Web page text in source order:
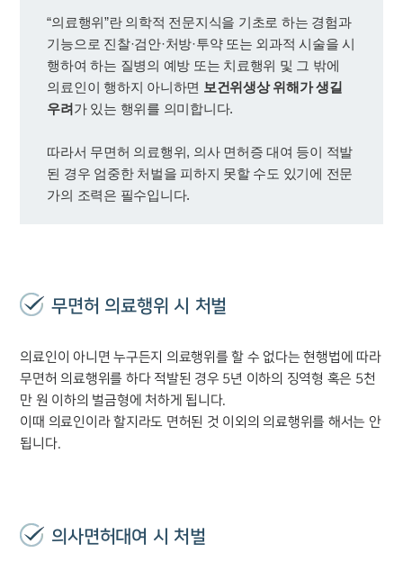
“의료행위”란 의학적 전문지식을 기초로 하는 경험과
기능으로 진찰·검안·처방·투약 또는 외과적 시술을 시
행하여 하는 질병의 예방 또는 치료행위 및 그 밖에
의료인이 행하지 아니하면 보건위생상 위해가 생길
우려
따라서 무면허 의료행위, 의사 면허증 대여 등이 적발
된 경우 엄중한 처벌을 피하지 못할 수도 있기에 전문
가의 조력은 필수입니다.
무면허 의료행위 시 처벌
의료인이 아니면 누구든지 의료행위를 할 수 없다는 현행법에 따라
무면허 의료행위를 하다 적발된 경우 5년 이하의 징역형 혹은 5천
만 원 이하의 벌금형에 처하게 됩니다.
이때 의료인이라 할지라도 면허된 것 이외의 의료행위를 해서는 안
됩니다.
의사면허대여 시 처벌